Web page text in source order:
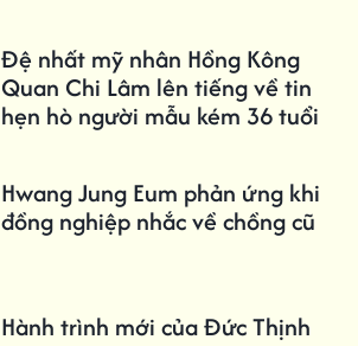
Đệ nhất mỹ nhân Hồng Kông
Quan Chi Lâm lên tiếng về tin
hẹn hò người mẫu kém 36 tuổi
Hwang Jung Eum phản ứng khi
đồng nghiệp nhắc về chồng cũ
Hành trình mới của Đức Thịnh